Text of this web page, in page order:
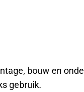
bouw en
gebruik.